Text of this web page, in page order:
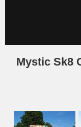
Mystic Sk8